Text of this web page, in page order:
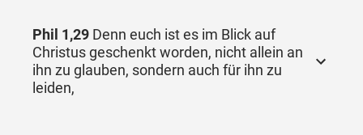
Phil 1,29 Denn euch ist es im Blick auf
Christus geschenkt worden, nicht allein an
ihn zu glauben, sondern auch für ihn zu
leiden,